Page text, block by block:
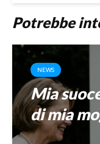
Potrebbe
NEWS
Mia
di mia